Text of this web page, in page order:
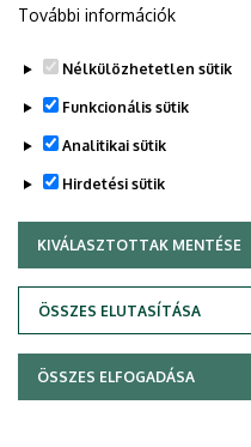
Bogyó Dávid
Adatvédelem
Szerzői
További információk
Nélkülözhetetlen sütik
Funkcionális sütik
Analitikai sütik
Hirdetési sütik
KIVÁLASZTOTTAK MENTÉSE
ÖSSZES ELUTASÍTÁSA
WITHDRAW CONSENT
ÖSSZES ELFOGADÁSA